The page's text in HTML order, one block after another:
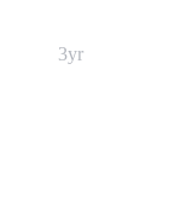
3yr